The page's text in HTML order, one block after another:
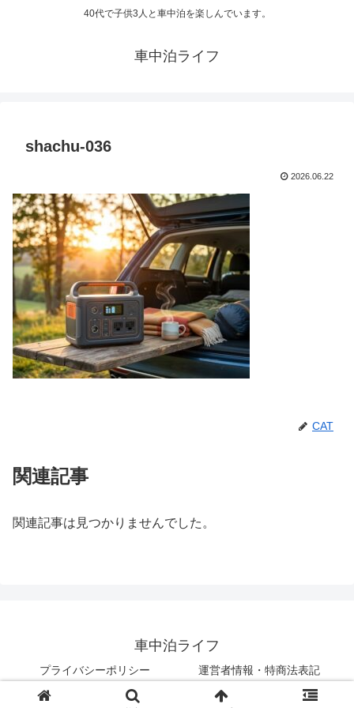
40代で子供3人と車中泊を楽しんでいます。
車中泊ライフ
shachu-036
2026.06.22
CAT
関連記事
関連記事は見つかりませんでした。
車中泊ライフ
プライバシーポリシー 運営者情報・特商法表記
© 2018 車中泊ライフ.